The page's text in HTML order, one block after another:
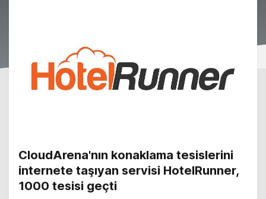
CloudArena'nın konaklama tesislerini
internete taşıyan servisi HotelRunner,
1000 tesisi geçti